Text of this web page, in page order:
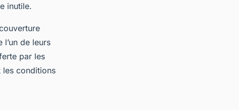
inutile.
de leurs
par les
les conditions